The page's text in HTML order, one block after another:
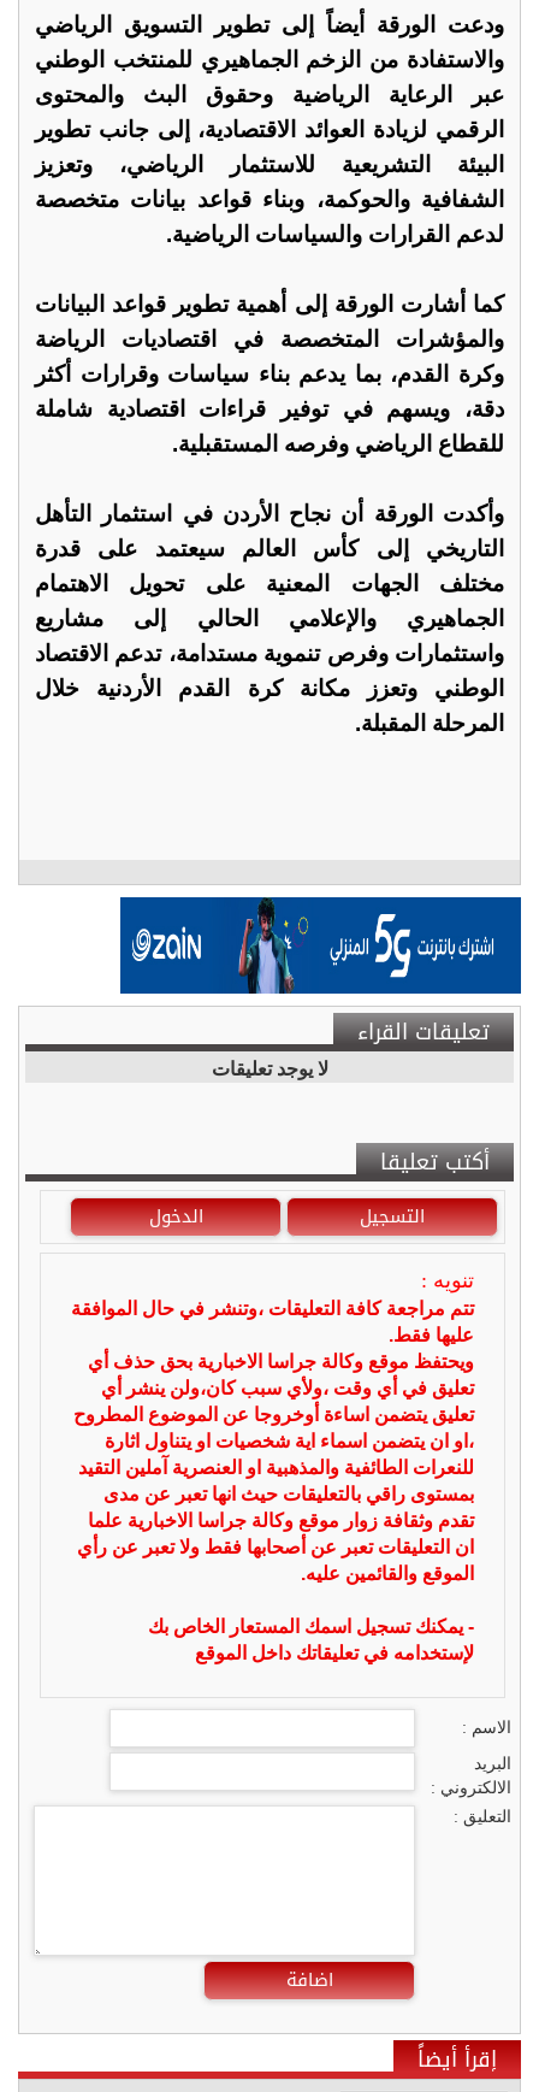
ودعت الورقة أيضاً إلى تطوير التسويق الرياضي
والاستفادة من الزخم الجماهيري للمنتخب الوطني
عبر الرعاية الرياضية وحقوق البث والمحتوى
الرقمي لزيادة العوائد الاقتصادية، إلى جانب تطوير
البيئة التشريعية للاستثمار الرياضي، وتعزيز
الشفافية والحوكمة، وبناء قواعد بيانات متخصصة
لدعم القرارات والسياسات الرياضية.
كما أشارت الورقة إلى أهمية تطوير قواعد البيانات
والمؤشرات المتخصصة في اقتصاديات الرياضة
وكرة القدم، بما يدعم بناء سياسات وقرارات أكثر
دقة، ويسهم في توفير قراءات اقتصادية شاملة
للقطاع الرياضي وفرصه المستقبلية.
وأكدت الورقة أن نجاح الأردن في استثمار التأهل
التاريخي إلى كأس العالم سيعتمد على قدرة
مختلف الجهات المعنية على تحويل الاهتمام
الجماهيري والإعلامي الحالي إلى مشاريع
واستثمارات وفرص تنموية مستدامة، تدعم الاقتصاد
الوطني وتعزز مكانة كرة القدم الأردنية خلال
المرحلة المقبلة.
تعليقات القراء
لا يوجد تعليقات
أكتب تعليقا
التسجيل الدخول
تنويه :
تتم مراجعة كافة التعليقات ،وتنشر في حال الموافقة
عليها فقط.
ويحتفظ موقع وكالة جراسا الاخبارية بحق حذف أي
تعليق في أي وقت ،ولأي سبب كان،ولن ينشر أي
تعليق يتضمن اساءة أوخروجا عن الموضوع المطروح
،او ان يتضمن اسماء اية شخصيات او يتناول اثارة
للنعرات الطائفية والمذهبية او العنصرية آملين التقيد
بمستوى راقي بالتعليقات حيث انها تعبر عن مدى
تقدم وثقافة زوار موقع وكالة جراسا الاخبارية علما
ان التعليقات تعبر عن أصحابها فقط ولا تعبر عن رأي
الموقع والقائمين عليه.
- يمكنك تسجيل اسمك المستعار الخاص بك
لإستخدامه في تعليقاتك داخل الموقع
الاسم :
البريد
الالكتروني :
التعليق :
اضافة
إقرأ أيضاً